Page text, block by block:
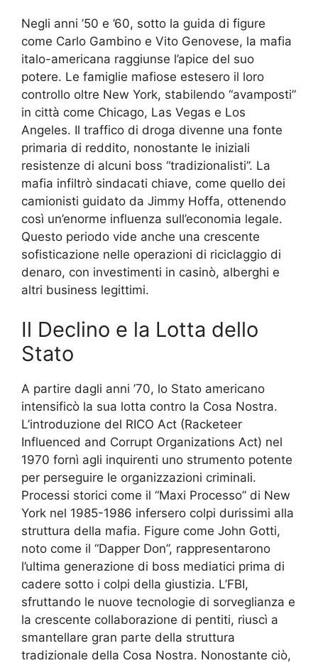
Negli anni ’50 e ’60, sotto la guida di figure
come Carlo Gambino e Vito Genovese, la mafia
italo-americana raggiunse l’apice del suo
potere. Le famiglie mafiose estesero il loro
controllo oltre New York, stabilendo “avamposti”
in città come Chicago, Las Vegas e Los
Angeles. Il traffico di droga divenne una fonte
primaria di reddito, nonostante le iniziali
resistenze di alcuni boss “tradizionalisti”. La
mafia infiltrò sindacati chiave, come quello dei
camionisti guidato da Jimmy Hoffa, ottenendo
così un’enorme influenza sull’economia legale.
Questo periodo vide anche una crescente
sofisticazione nelle operazioni di riciclaggio di
denaro, con investimenti in casinò, alberghi e
altri business legittimi.
Il Declino e la Lotta dello
Stato
A partire dagli anni ’70, lo Stato americano
intensificò la sua lotta contro la Cosa Nostra.
L’introduzione del RICO Act (Racketeer
Influenced and Corrupt Organizations Act) nel
1970 fornì agli inquirenti uno strumento potente
per perseguire le organizzazioni criminali.
Processi storici come il “Maxi Processo” di New
York nel 1985-1986 infersero colpi durissimi alla
struttura della mafia. Figure come John Gotti,
noto come il “Dapper Don”, rappresentarono
l’ultima generazione di boss mediatici prima di
cadere sotto i colpi della giustizia. L’FBI,
sfruttando le nuove tecnologie di sorveglianza e
la crescente collaborazione di pentiti, riuscì a
smantellare gran parte della struttura
tradizionale della Cosa Nostra. Nonostante ciò,